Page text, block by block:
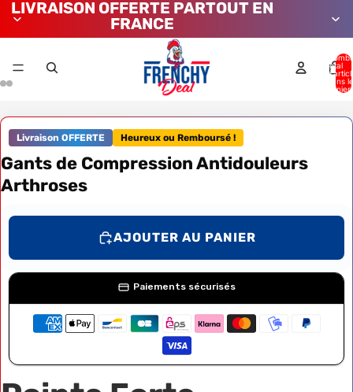
LIVRAISON OFFERTE PARTOUT EN
FRANCE
total
dans le
Livraison OFFERTE Heureux ou Remboursé !
Gants de Compression Antidouleurs
Arthroses
AJOUTER AU PANIER
Paiements sécurisés